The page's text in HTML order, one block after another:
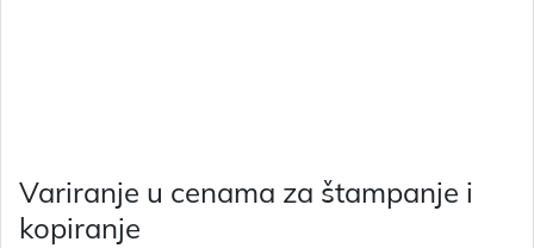
Variranje u cenama za štampanje i
kopiranje